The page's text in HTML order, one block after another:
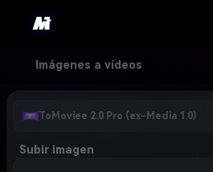
Imágenes a vídeos
ToMoviee 2.0 Pro (ex-Media 1.0)
Subir imagen